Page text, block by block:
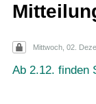
Mittwoch, 02.
Ab 2.12. finden